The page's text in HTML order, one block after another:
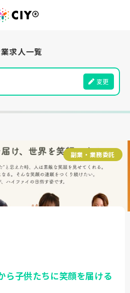
求人一覧
変更
副業・業務委託
ら子供たちに笑顔を届ける